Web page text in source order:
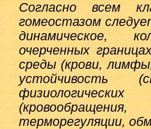
Согласно всем
гомеостазом
динамическое,
очерченных
среды (крови,
устойчивость
терморегуляции,